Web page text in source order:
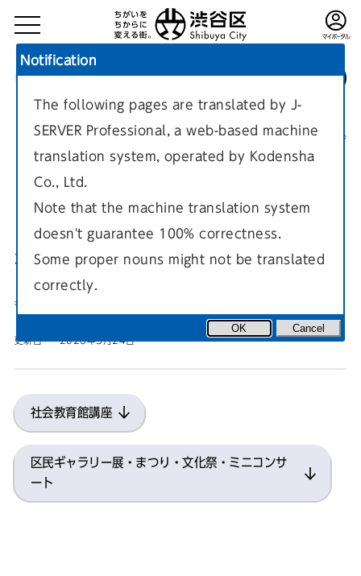
現在のページ
社会教育館の催し
各社会教育館で行われる催しのご案内です。
更新日 2026年3月24日
社会教育館講座
区民ギャラリー展・まつり・文化祭・ミニコンサ
ート
Notification
The following pages are translated by J-
SERVER Professional, a web-based machine
translation system, operated by Kodensha
Co., Ltd.
Note that the machine translation system
doesn't guarantee 100% correctness.
Some proper nouns might not be translated
correctly.
OK Cancel